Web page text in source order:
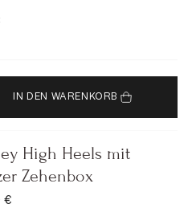
IN DEN WARENKORB
High Heels mit
Zehenbox
€